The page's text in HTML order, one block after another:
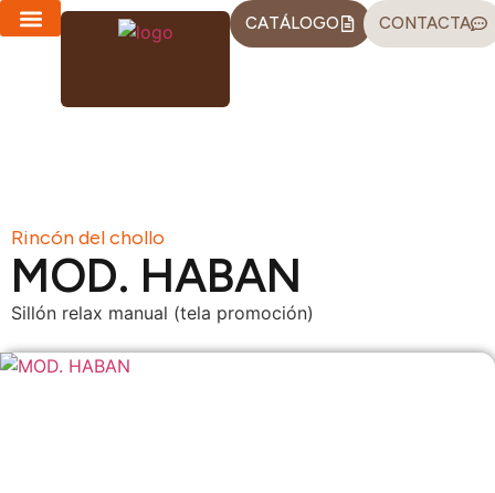
CATÁLOGO CONTACTA
Rincón del chollo
MOD. HABAN
Sillón relax manual (tela promoción)